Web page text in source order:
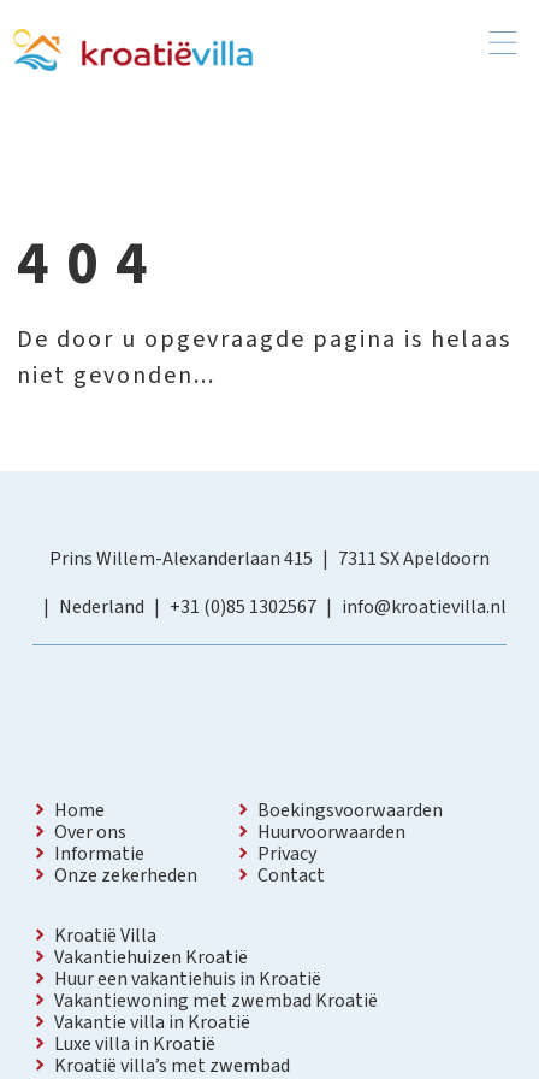
404
De door u opgevraagde pagina is helaas
niet gevonden...
Prins Willem-Alexanderlaan 415
7311 SX Apeldoorn
Nederland
+31 (0)85 1302567 info@kroatievilla.nl
Home
Over ons
Informatie
Onze zekerheden
Boekingsvoorwaarden
Huurvoorwaarden
Privacy
Contact
Kroatië Villa
Vakantiehuizen Kroatië
Huur een vakantiehuis in Kroatië
Vakantiewoning met zwembad Kroatië
Vakantie villa in Kroatië
Luxe villa in Kroatië
Kroatië villa’s met zwembad